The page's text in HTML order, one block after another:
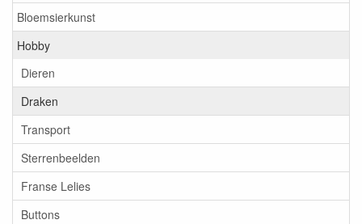
Bloemsierkunst
Hobby
Dieren
Draken
Transport
Sterrenbeelden
Franse Lelies
Buttons